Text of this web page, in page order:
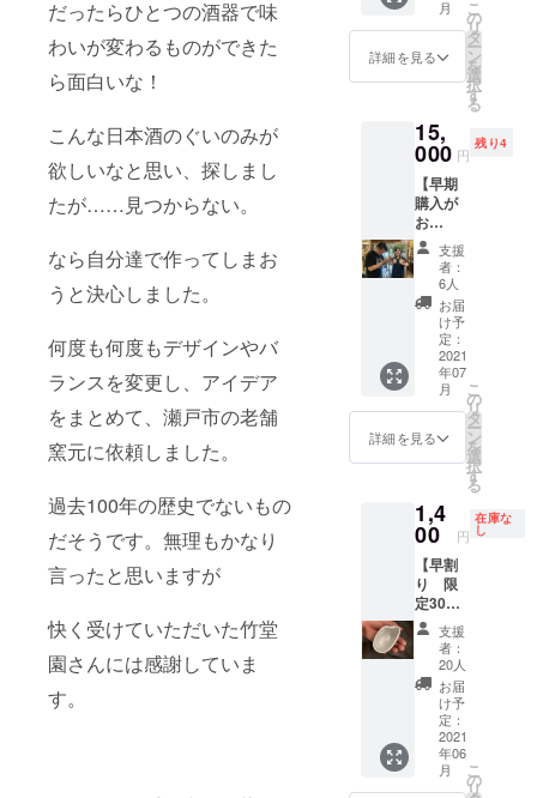
だったらひとつの酒器で味
わいが変わるものができた
ら面白いな！
こんな日本酒のぐいのみが
欲しいなと思い、探しまし
たが……見つからない。
なら自分達で作ってしまお
うと決心しました。
何度も何度もデザインやバ
ランスを変更し、アイデア
をまとめて、瀬戸市の老舗
窯元に依頼しました。
過去100年の歴史でないもの
だそうです。無理もかなり
言ったと思いますが
快く受けていただいた竹堂
園さんには感謝していま
す。
セッ
ト】 吟
祝 渡
船6号な
な酒米
で醸し
た お酒
の3種
セット
です！
マニ
アック
で普段
お目に
かかれ
ないお
酒と出
会える
チャン
スで
す！ ※
詰め替
え商品
ます、
到着次
第冷蔵
庫に保
管して
いただ
き、早
めに、
お楽し
みくだ
さい。
しょう
だ刻印
も致し
のロゴ
や店
名、 貴
方の名
前など
を入れ
て、世
界でた
だひと
つの
【呑ん
米】が
できま
す！ 刻
印する
名前は
クラウ
ンディ
ング終
了後に
お伺い
いたし
ます。
お店が
再開時
に使え
るお食
事券500
円分も
お付け
しま
す！こ
のお食
ます！
日本酒
はソム
き酒師
でもあ
る、
sake
winelife
の主
宰、吉
良氏に
厳選し
ていた
だきま
した！
ちょ
こっと
ずつ
種類を
試せ
セット
となっ
ており
ます！
酒米の
横綱！
で飲み
比べ
【山田
錦3種
セッ
ト】 酒
米の横
綱と言
われる
きな言
葉（6文
字程
刻印致
しま
す。 こ
だわり
のお店
には店
名やロ
ゴが
入った
酒器は
いかが
です
か？ ※
名入
れ ロ
ゴなど
片面の
ぐいの
み6個
セット
と1個
サービ
スなの
で 7個
お届け
致しま
す。
めるぐ
いのみ
【呑ん
米】8個
セット
ビス
（送料
手数料
込み・
税込
み） 大
切な人
の名
前 貴
方のお
名前 お
店のお
名前
ロゴ 好
きな言
葉（6文
字程
刻印致
しま
す。 こ
だわり
のお店
には店
名やロ
ゴが
入った
酒器は
いかが
です
か？ ※
名入
れ ロ
月
詳細を見る
こ
の
リ
タ
ー
ン
を
選
択
す
る
15,
000 円
残り4
【早期
購入が
お
得】
10個
セット
＋2個
サービ
ス 割引
&名入れ
付き 4
倍楽し
めるぐ
いのみ
【呑ん
米】10
ト もう
2個サー
ビスし
ちゃい
ます！
（送料
手数料
込み・
税込
み） こ
れ以上
無い特
価で
す。12
個付い
支援
者：
6人
お届
け予
定：
2021
年07
月
詳細を見る
こ
の
リ
タ
ー
ン
を
選
択
す
る
1,4
00 円
在庫な
し
【早割
り 限
定30
個
30%OF
F】日本
酒を4倍
楽しめ
るぐい
のみ
「呑ん
米」
支援
者：
20人
お届
け予
定：
2021
年06
月
こ
の
リ